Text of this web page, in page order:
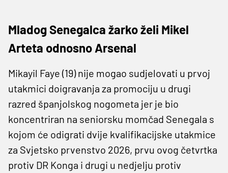
Mladog Senegalca žarko želi Mikel
Arteta odnosno Arsenal
Mikayil Faye (19) nije mogao sudjelovati u prvoj
utakmici doigravanja za promociju u drugi
razred španjolskog nogometa jer je bio
koncentriran na seniorsku momčad Senegala s
kojom će odigrati dvije kvalifikacijske utakmice
za Svjetsko prvenstvo 2026, prvu ovog četvrtka
protiv DR Konga i drugi u nedjelju protiv